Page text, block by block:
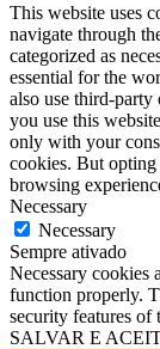
This website uses
navigate through
categorized as
essential for the
also use third-party
you use this
only with your
cookies. But
browsing
Necessary
Necessary
Sempre ativado
Necessary cookies
function properly.
security features of
SALVAR E